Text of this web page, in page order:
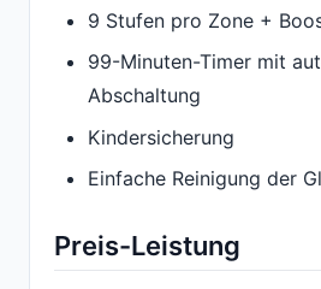
9 Stufen pro Zone +
99-Minuten-Timer mit
Abschaltung
Kindersicherung
Einfache Reinigung der
Preis-Leistung